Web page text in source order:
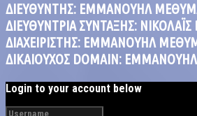
ΔΙΕΥΘΥΝΤΗΣ: EMMANOYΗΛ
ΔΙΕΥΘΥΝΤΡΙΑ ΣΥΝΤΑΞΗΣ:
ΔΙΑΧΕΙΡΙΣΤΗΣ: EMMANOYΗΛ
ΔΙΚΑΙΟΥΧΟΣ DOMAIN:
Login to your account below